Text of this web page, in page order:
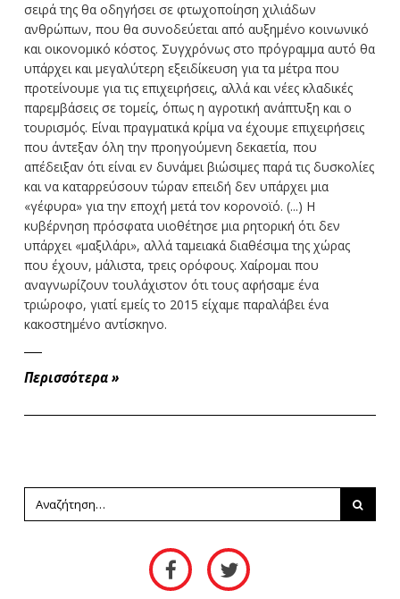
σειρά της θα οδηγήσει σε φτωχοποίηση χιλιάδων
ανθρώπων, που θα συνοδεύεται από αυξημένο κοινωνικό
και οικονομικό κόστος. Συγχρόνως στο πρόγραμμα αυτό θα
υπάρχει και μεγαλύτερη εξειδίκευση για τα μέτρα που
προτείνουμε για τις επιχειρήσεις, αλλά και νέες κλαδικές
παρεμβάσεις σε τομείς, όπως η αγροτική ανάπτυξη και ο
τουρισμός. Είναι πραγματικά κρίμα να έχουμε επιχειρήσεις
που άντεξαν όλη την προηγούμενη δεκαετία, που
απέδειξαν ότι είναι εν δυνάμει βιώσιμες παρά τις δυσκολίες
και να καταρρεύσουν τώραν επειδή δεν υπάρχει μια
«γέφυρα» για την εποχή μετά τον κορονοϊό. (...) Η
κυβέρνηση πρόσφατα υιοθέτησε μια ρητορική ότι δεν
υπάρχει «μαξιλάρι», αλλά ταμειακά διαθέσιμα της χώρας
που έχουν, μάλιστα, τρεις ορόφους. Χαίρομαι που
αναγνωρίζουν τουλάχιστον ότι τους αφήσαμε ένα
τριώροφο, γιατί εμείς το 2015 είχαμε παραλάβει ένα
κακοστημένο αντίσκηνο.
Περισσότερα »